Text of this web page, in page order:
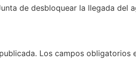
de desbloquear la llegada del
Los campos obligatorios